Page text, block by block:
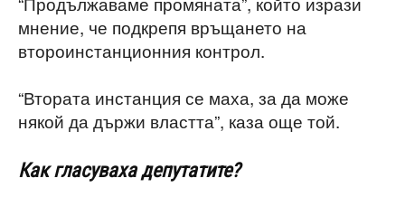
мнение, че подкрепя връщането на
второинстанционния контрол.
“Втората инстанция се маха, за да може
някой да държи властта”, каза още той.
Как гласуваха депутатите?